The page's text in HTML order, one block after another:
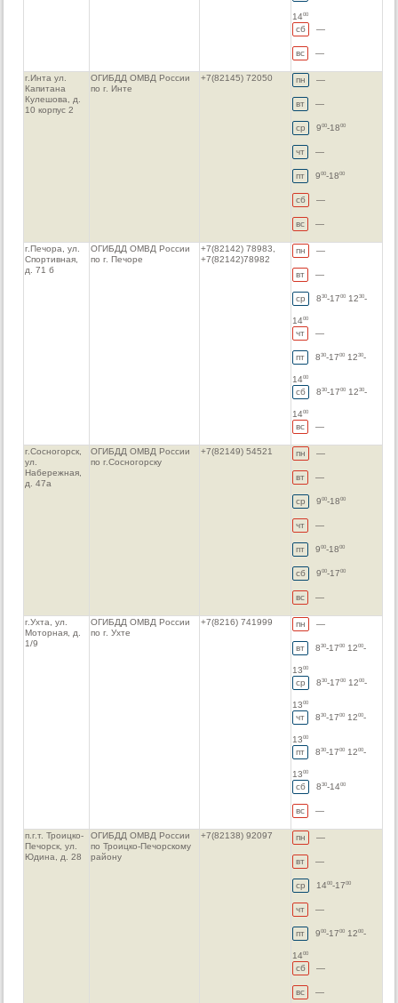
1400
сб —
вс —
г.Инта ул.
Капитана
Кулешова, д.
10 корпус 2
ОГИБДД ОМВД России
по г. Инте
+7(82145) 72050 пн —
вт —
ср 900 -1800
чт —
пт 900 -1800
сб —
вс —
г.Печора, ул.
Спортивная,
д. 71 б
ОГИБДД ОМВД России
по г. Печоре
+7(82142) 78983,
+7(82142)78982
пн —
вт —
ср 830 -1700 1230 -
1400
чт —
пт 830 -1700 1230 -
1400
сб 830 -1700 1230 -
1400
вс —
г.Сосногорск,
ул.
Набережная,
д. 47а
ОГИБДД ОМВД России
по г.Сосногорску
+7(82149) 54521 пн —
вт —
ср 900 -1800
чт —
пт 900 -1800
сб 900 -1700
вс —
г.Ухта, ул.
Моторная, д.
1/9
ОГИБДД ОМВД России
по г. Ухте
+7(8216) 741999 пн —
вт 830 -1700 1200 -
1300
ср 830 -1700 1200 -
1300
чт 830 -1700 1200 -
1300
пт 830 -1700 1200 -
1300
сб 830 -1400
вс —
п.г.т. Троицко-
Печорск, ул.
Юдина, д. 28
ОГИБДД ОМВД России
по Троицко-Печорскому
району
+7(82138) 92097 пн —
вт —
ср 1400 -1700
чт —
пт 900 -1700 1200 -
1400
сб —
вс —